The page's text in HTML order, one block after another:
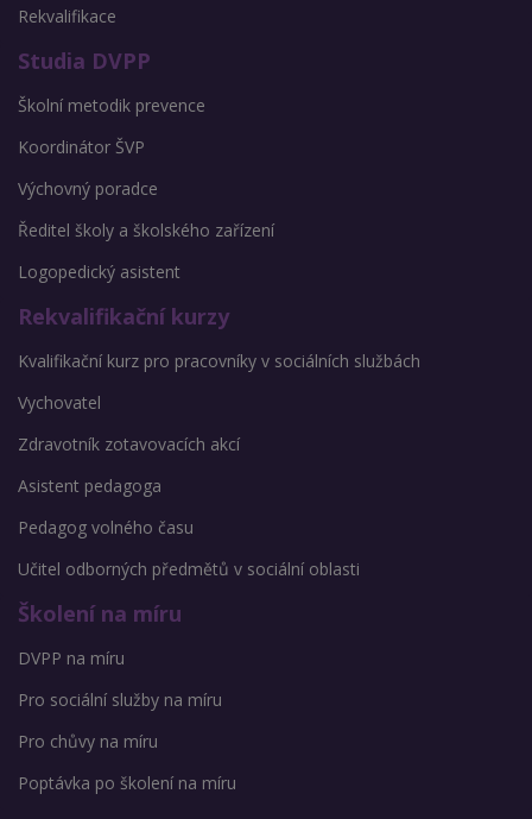
Rekvalifikace
Studia DVPP
Školní metodik prevence
Koordinátor ŠVP
Výchovný poradce
Ředitel školy a školského zařízení
Logopedický asistent
Rekvalifikační kurzy
Kvalifikační kurz pro pracovníky v sociálních službách
Vychovatel
Zdravotník zotavovacích akcí
Asistent pedagoga
Pedagog volného času
Učitel odborných předmětů v sociální oblasti
Školení na míru
DVPP na míru
Pro sociální služby na míru
Pro chůvy na míru
Poptávka po školení na míru